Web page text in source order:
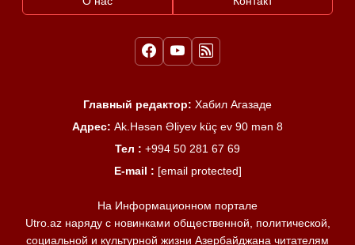
Главный редактор: Хабил Агазаде
Адрес: Ak.Həsən Əliyev küç ev 90 mən 8
Тел : +994 50 281 67 69
E-mail : [email protected]
На Информационном портале
Utro.az наряду с новинками общественной, политической,
социальной и культурной жизни Азербайджана читателям